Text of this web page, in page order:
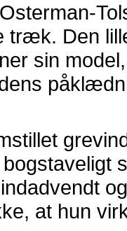
træk. Den
sin
at hun